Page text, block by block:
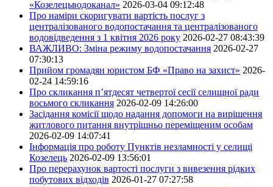
«Козелецьводоканал» 2026-03-04 09:12:48
Про наміри скоригувати вартість послуг з
централізованого водопостачання та централізованого
водовідведення з 1 квітня 2026 року 2026-02-27 08:43:39
ВАЖЛИВО: Зміна режиму водопостачання 2026-02-27
07:30:13
Прийом громадян юристом БФ «Право на захист» 2026-
02-24 14:59:16
Про скликання п’ятдесят четвертої сесії селищної ради
восьмого скликання 2026-02-09 14:26:00
Засідання комісії щодо надання допомоги на вирішення
житлового питання внутрішньо переміщеним особам
2026-02-09 14:07:41
Інформація про роботу Пунктів незламності у селищі
Козелець 2026-02-09 13:56:01
Про перерахунок вартості послуги з вивезення рідких
побутових відходів 2026-01-27 07:27:58